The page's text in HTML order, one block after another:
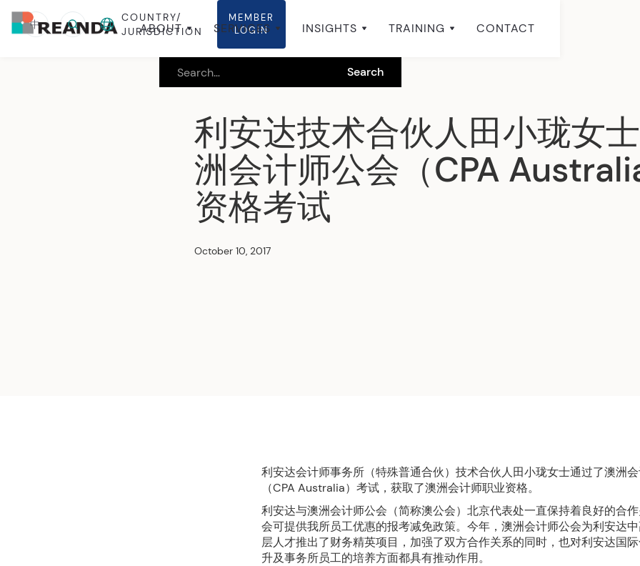
ABOUT SERVICES INSIGHTS TRAINING CONTACT
中
COUNTRY/
JURISDICTION
MEMBER
LOGIN
利安达技术合伙人田小珑女
洲会计师公会（CPA
资格考试
October 10, 2017
利安达会计师事务所（特殊普通合伙）技术合伙人田小珑女士通过了澳洲
（CPA Australia）考试，获取了澳洲会计师职业资格。
利安达与澳洲会计师公会（简称澳公会）北京代表处一直保持着良好的合
会可提供我所员工优惠的报考减免政策。今年，澳洲会计师公会为利安达
层人才推出了财务精英项目，加强了双方合作关系的同时，也对利安达国
升及事务所员工的培养方面都具有推动作用。